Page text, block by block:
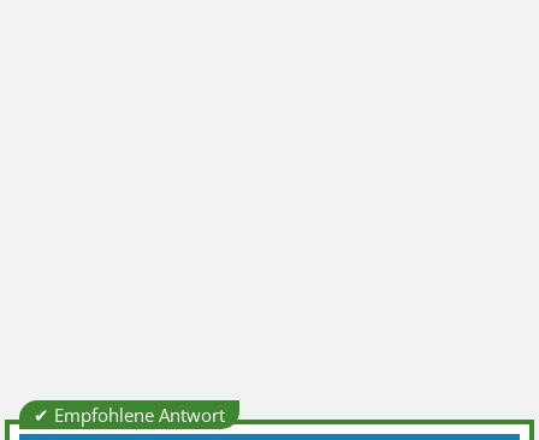
✔ Empfohlene Antwort